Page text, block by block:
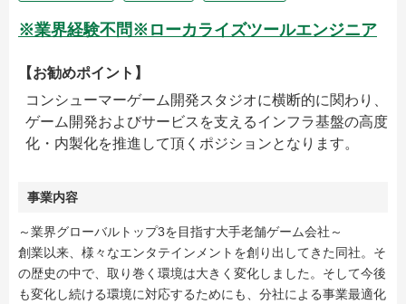
※業界経験不問※ローカライズツールエンジニア
【お勧めポイント】
コンシューマーゲーム開発スタジオに横断的に関わり、
ゲーム開発およびサービスを支えるインフラ基盤の高度
化・内製化を推進して頂くポジションとなります。
事業内容
～業界グローバルトップ3を目指す大手老舗ゲーム会社～
創業以来、様々なエンタテインメントを創り出してきた同社。そ
の歴史の中で、取り巻く環境は大きく変化しました。そして今後
も変化し続ける環境に対応するためにも、分社による事業最適化